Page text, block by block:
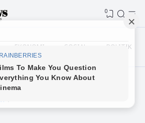
0
EKONOMI SOSIAL POLITIK